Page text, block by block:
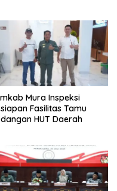
Mura Inspeksi
Fasilitas Tamu
HUT Daerah